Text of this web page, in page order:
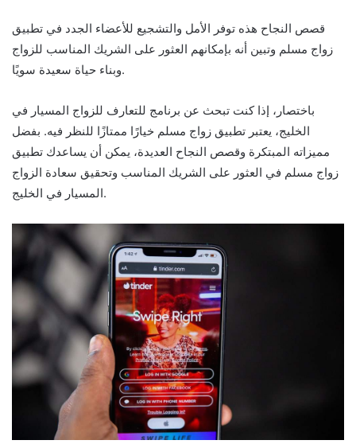
قصص النجاح هذه توفر الأمل والتشجيع للأعضاء الجدد في تطبيق
زواج مسلم وتبين أنه بإمكانهم العثور على الشريك المناسب للزواج
وبناء حياة سعيدة سويًا.
باختصار، إذا كنت تبحث عن برنامج للتعارف للزواج المسيار في
الخليج، يعتبر تطبيق زواج مسلم خيارًا ممتازًا للنظر فيه. بفضل
مميزاته المبتكرة وقصص النجاح العديدة، يمكن أن يساعدك تطبيق
زواج مسلم في العثور على الشريك المناسب وتحقيق سعادة الزواج
المسيار في الخليج.